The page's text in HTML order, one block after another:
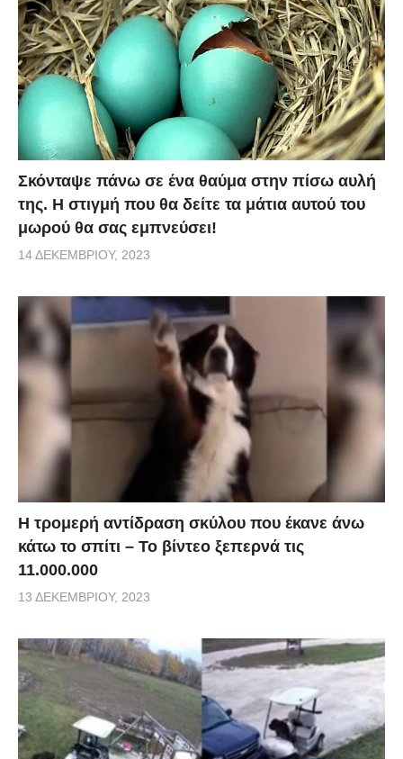
Σκόνταψε πάνω σε ένα θαύμα στην πίσω αυλή
της. Η στιγμή που θα δείτε τα μάτια αυτού του
μωρού θα σας εμπνεύσει!
14 ΔΕΚΕΜΒΡΊΟΥ, 2023
Η τρομερή αντίδραση σκύλου που έκανε άνω
κάτω το σπίτι – Το βίντεο ξεπερνά τις
11.000.000
13 ΔΕΚΕΜΒΡΊΟΥ, 2023